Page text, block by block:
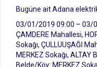
Bugüne ait Adana
03/01/2019 09:00 – 03/
ÇAMDERE Mahallesi,
Sokağı, ÇULLUUŞAĞI
MERKEZ Sokağı, ALTAY
Belde/Köy: MERKEZ